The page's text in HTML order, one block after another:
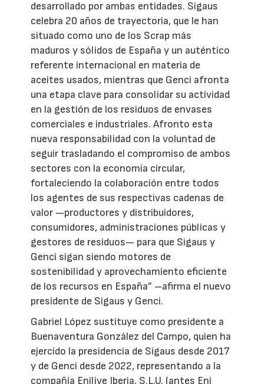
desarrollado por ambas entidades. Sigaus
celebra 20 años de trayectoria, que le han
situado como uno de los Scrap más
maduros y sólidos de España y un auténtico
referente internacional en materia de
aceites usados, mientras que Genci afronta
una etapa clave para consolidar su actividad
en la gestión de los residuos de envases
comerciales e industriales. Afronto esta
nueva responsabilidad con la voluntad de
seguir trasladando el compromiso de ambos
sectores con la economía circular,
fortaleciendo la colaboración entre todos
los agentes de sus respectivas cadenas de
valor —productores y distribuidores,
consumidores, administraciones públicas y
gestores de residuos— para que Sigaus y
Genci sigan siendo motores de
sostenibilidad y aprovechamiento eficiente
de los recursos en España” –afirma el nuevo
presidente de Sigaus y Genci.
Gabriel López sustituye como presidente a
Buenaventura González del Campo, quien ha
ejercido la presidencia de Sigaus desde 2017
y de Genci desde 2022, representando a la
compañía Enilive Iberia, S.L.U. (antes Eni